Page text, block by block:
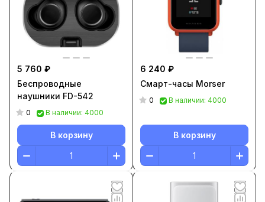
5 760 ₽
Беспроводные
наушники FD-542
0 В наличии: 4000
В корзину
6 240 ₽
Смарт-часы Morser
0 В наличии: 4000
В корзину